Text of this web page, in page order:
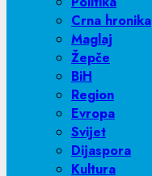
Crna hronika
Maglaj
Žepče
BiH
Region
Evropa
Svijet
Dijaspora
Kultura